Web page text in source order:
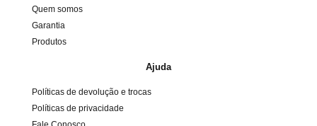
Quem somos
Garantia
Produtos
Ajuda
Políticas de devolução e trocas
Políticas de privacidade